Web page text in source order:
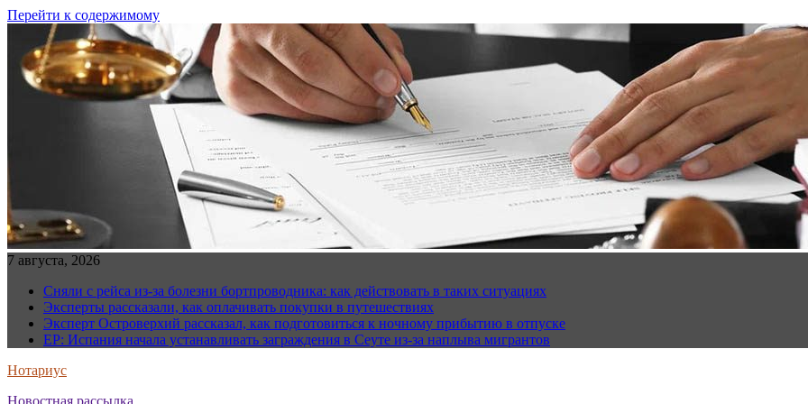
Перейти к содержимому
7 августа, 2026
Сняли с рейса из-за болезни бортпроводника: как действовать в таких ситуациях
Эксперты рассказали, как оплачивать покупки в путешествиях
Эксперт Островерхий рассказал, как подготовиться к ночному прибытию в отпуске
EP: Испания начала устанавливать заграждения в Сеуте из-за наплыва мигрантов
Нотариус
Новостная рассылка